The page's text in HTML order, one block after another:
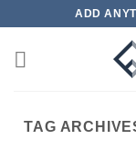
content
ADD
TAG